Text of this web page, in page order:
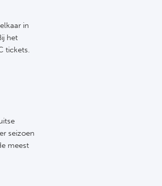
in
het
tickets.
seizoen
meest